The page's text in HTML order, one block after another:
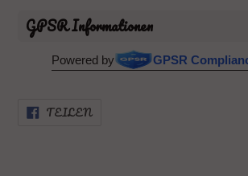
GPSR Informationen
Powered by GPSR
TEILENFACEBOOK